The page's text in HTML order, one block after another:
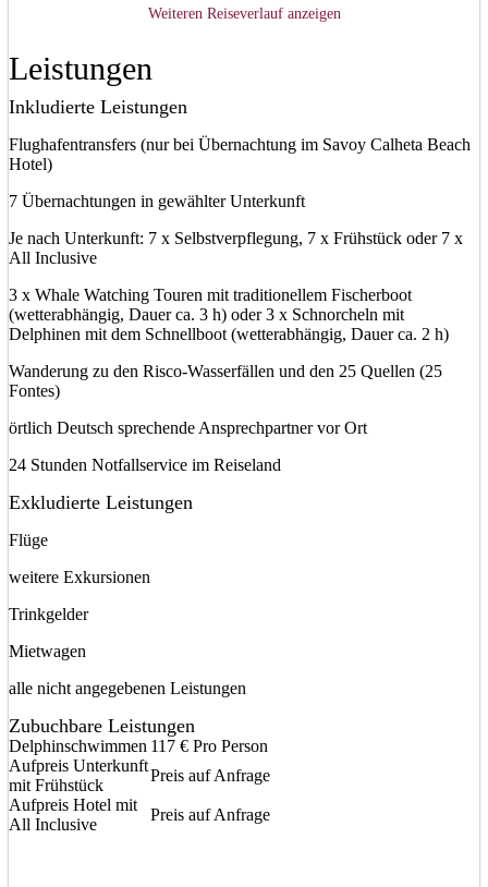
Weiteren Reiseverlauf anzeigen
Leistungen
Inkludierte Leistungen
Flughafentransfers (nur bei Übernachtung im Savoy Calheta Beach
Hotel)
7 Übernachtungen in gewählter Unterkunft
Je nach Unterkunft: 7 x Selbstverpflegung, 7 x Frühstück oder 7 x
All Inclusive
3 x Whale Watching Touren mit traditionellem Fischerboot
(wetterabhängig, Dauer ca. 3 h) oder 3 x Schnorcheln mit
Delphinen mit dem Schnellboot (wetterabhängig, Dauer ca. 2 h)
Wanderung zu den Risco-Wasserfällen und den 25 Quellen (25
Fontes)
örtlich Deutsch sprechende Ansprechpartner vor Ort
24 Stunden Notfallservice im Reiseland
Exkludierte Leistungen
Flüge
weitere Exkursionen
Trinkgelder
Mietwagen
alle nicht angegebenen Leistungen
Zubuchbare Leistungen
Delphinschwimmen 117 € Pro Person
Aufpreis Unterkunft
mit Frühstück
Preis auf Anfrage
Aufpreis Hotel mit
All Inclusive
Preis auf Anfrage